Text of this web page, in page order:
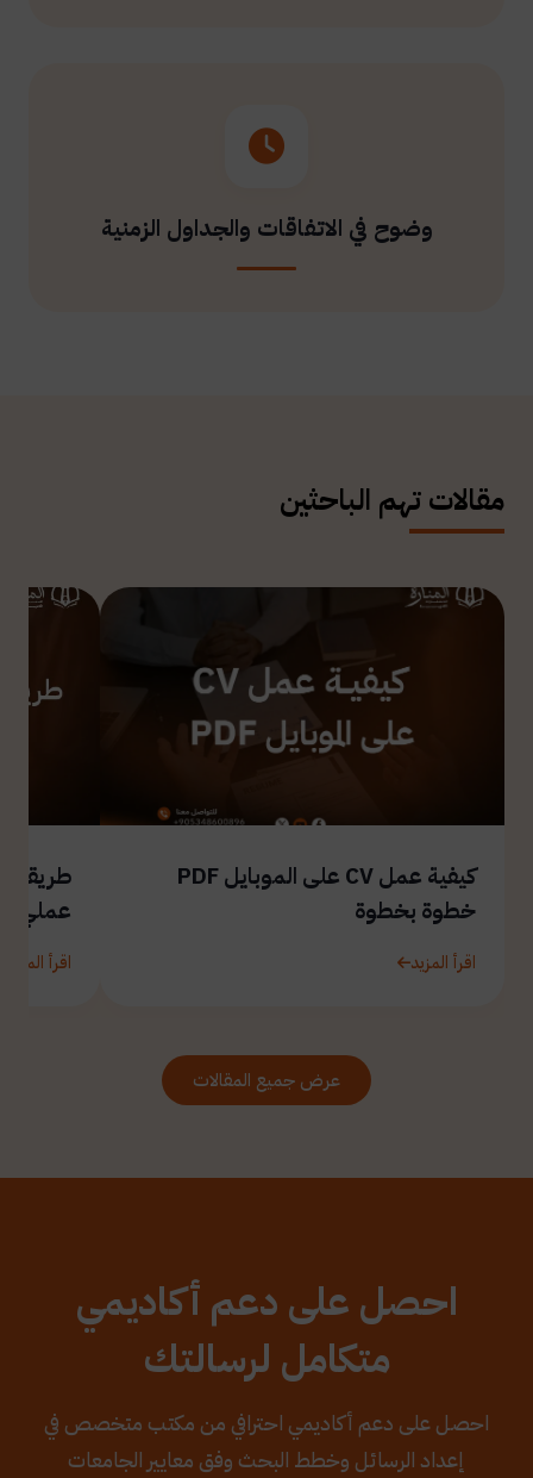
وضوح في الاتفاقات والجداول الزمنية
مقالات تهم الباحثين
كيفية عمل CV على الموبايل PDF
خطوة بخطوة
اقرأ المزيد
طريقة
عملي
اقرأ المزيد
عرض جميع المقالات
احصل على دعم أكاديمي
متكامل لرسالتك
احصل على دعم أكاديمي احترافي من مكتب متخصص في
إعداد الرسائل وخطط البحث وفق معايير الجامعات